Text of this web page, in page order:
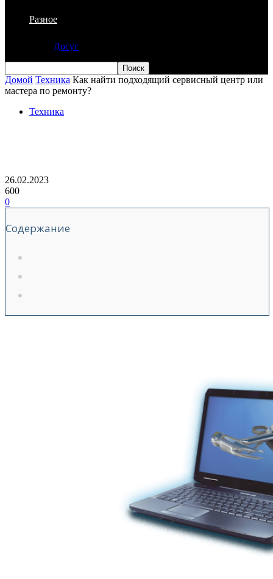
Разное
Досуг
Домой Техника Как найти подходящий сервисный центр или
мастера по ремонту?
Техника
26.02.2023
600
0
Содержание